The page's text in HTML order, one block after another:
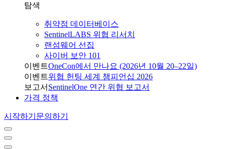
탐색
취약점 데이터베이스
SentinelLABS 위협 리서치
랜섬웨어 선집
사이버 보안 101
이벤트OneCon에서 만나요 (2026년 10월 20–22일)
이벤트위협 헌팅 세계 챔피언십 2026
보고서 SentinelOne 연간 위협 보고서
가격 정책
시작하기 문의하기